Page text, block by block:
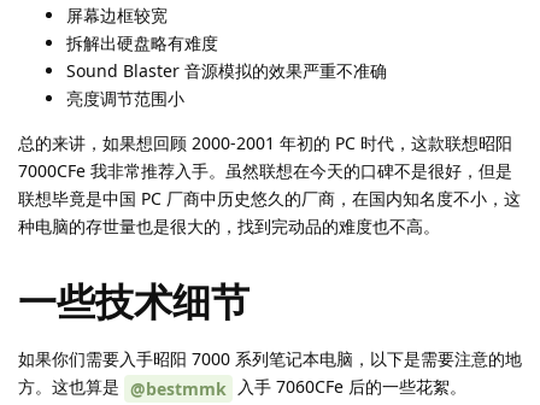
屏幕边框较宽
拆解出硬盘略有难度
Sound Blaster 音源模拟的效果严重不准确
亮度调节范围小
总的来讲，如果想回顾 2000-2001 年初的 PC 时代，这款联想昭阳
7000CFe 我非常推荐入手。虽然联想在今天的口碑不是很好，但是
联想毕竟是中国 PC 厂商中历史悠久的厂商，在国内知名度不小，这
种电脑的存世量也是很大的，找到完动品的难度也不高。
一些技术细节
如果你们需要入手昭阳 7000 系列笔记本电脑，以下是需要注意的地
方。这也算是 @bestmmk 入手 7060CFe 后的一些花絮。